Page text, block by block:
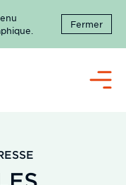
Fermer
Menu